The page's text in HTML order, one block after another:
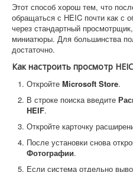
Этот способ хорош тем, что
обращаться с HEIC почти как с
через стандартный
миниатюры. Для большинства
достаточно.
Как настроить просмотр
Откройте Microsoft Store.
В строке поиска введите
HEIF.
Откройте карточку
После установки снова
Фотографии.
Если система отдельно